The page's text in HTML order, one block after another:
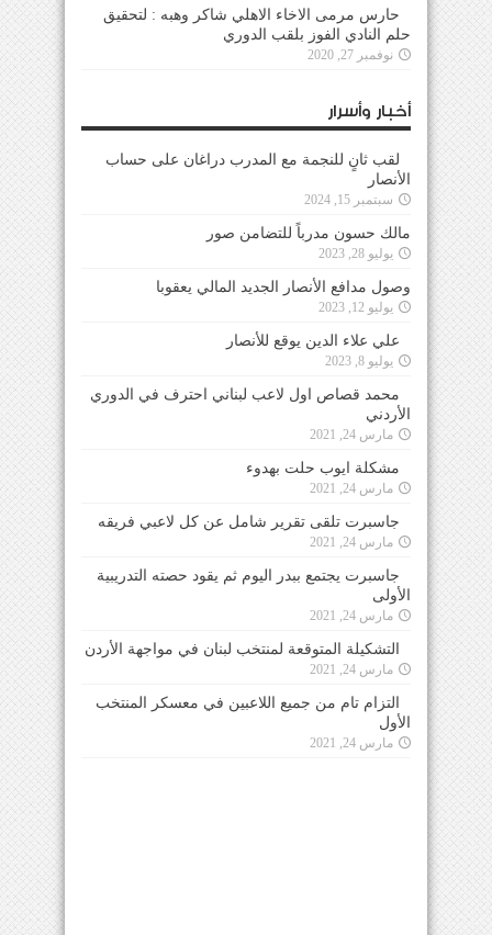
حارس مرمى الاخاء الاهلي شاكر وهبه : لتحقيق
حلم النادي الفوز بلقب الدوري
نوفمبر 27, 2020
أخبار وأسرار
لقب ثانٍ للنجمة مع المدرب دراغان على حساب
الأنصار
سبتمبر 15, 2024
مالك حسون مدرباً للتضامن صور
يوليو 28, 2023
وصول مدافع الأنصار الجديد المالي يعقوبا
يوليو 12, 2023
علي علاء الدين يوقع للأنصار
يوليو 8, 2023
محمد قصاص اول لاعب لبناني احترف في الدوري
الأردني
مارس 24, 2021
مشكلة ايوب حلت بهدوء
مارس 24, 2021
جاسبرت تلقى تقرير شامل عن كل لاعبي فريقه
مارس 24, 2021
جاسبرت يجتمع ببدر اليوم ثم يقود حصته التدريبية
الأولى
مارس 24, 2021
التشكيلة المتوقعة لمنتخب لبنان في مواجهة الأردن
مارس 24, 2021
التزام تام من جميع اللاعبين في معسكر المنتخب
الأول
مارس 24, 2021